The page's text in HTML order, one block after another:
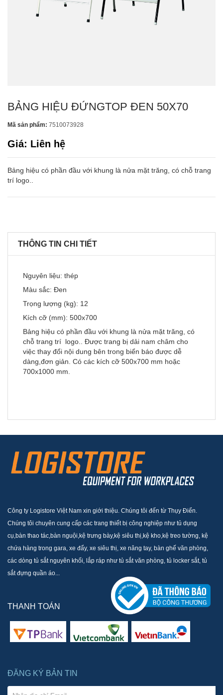
BẢNG HIỆU ĐỨNGTOP ĐEN 50X70
Mã sản phẩm: 7510073928
Giá: Liên hệ
Bảng hiệu có phần đầu với khung là nửa mặt trăng, có chỗ trang
trí logo..
THÔNG TIN CHI TIẾT
Nguyên liệu: thép
Màu sắc: Đen
Trọng lượng (kg): 12
Kích cỡ (mm): 500x700
Bảng hiệu có phần đầu với khung là nửa mặt trăng, có
chỗ trang trí logo.. Được trang bị dải nam châm cho
việc thay đổi nội dung bên trong biển báo được dễ
dàng,đơn giản. Có các kích cỡ 500x700 mm hoặc
700x1000 mm.
Công ty Logistore Việt Nam xin giới thiệu. Chúng tôi đến từ Thụy Điển.
Chúng tôi chuyên cung cấp các trang thiết bị công nghiệp như tủ dụng
cụ,bàn thao tác,bàn nguội,kệ trưng bày,kệ siêu thị,kệ kho,kệ treo tường, kệ
chứa hàng trong gara, xe đẩy, xe siêu thị, xe nâng tay, bàn ghế văn phòng,
các dòng tủ sắt nguyên khối, lắp ráp như tủ sắt văn phòng, tủ locker sắt, tủ
sắt đựng quần áo...
THANH TOÁN
ĐĂNG KÝ BẢN TIN